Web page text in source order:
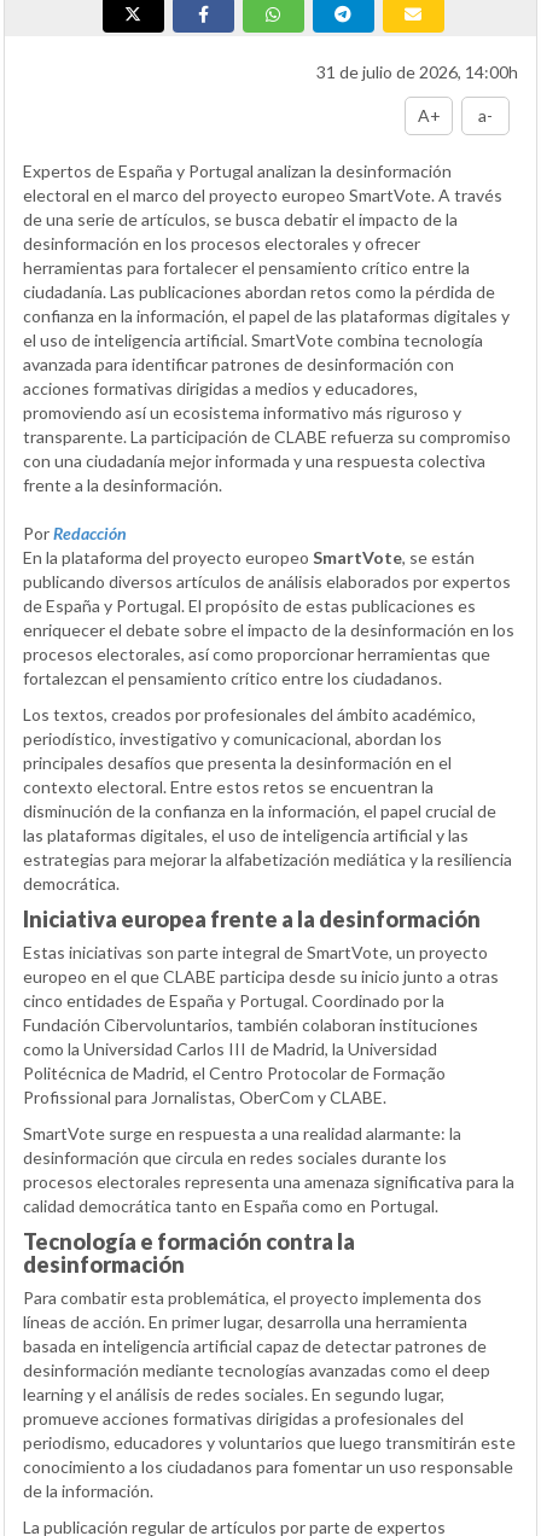
31 de julio de 2026, 14:00h
A+ a-
Expertos de España y Portugal analizan la desinformación
electoral en el marco del proyecto europeo SmartVote. A través
de una serie de artículos, se busca debatir el impacto de la
desinformación en los procesos electorales y ofrecer
herramientas para fortalecer el pensamiento crítico entre la
ciudadanía. Las publicaciones abordan retos como la pérdida de
confianza en la información, el papel de las plataformas digitales y
el uso de inteligencia artificial. SmartVote combina tecnología
avanzada para identificar patrones de desinformación con
acciones formativas dirigidas a medios y educadores,
promoviendo así un ecosistema informativo más riguroso y
transparente. La participación de CLABE refuerza su compromiso
con una ciudadanía mejor informada y una respuesta colectiva
frente a la desinformación.
PorRedacción
En la plataforma del proyecto europeo SmartVote, se están
publicando diversos artículos de análisis elaborados por expertos
de España y Portugal. El propósito de estas publicaciones es
enriquecer el debate sobre el impacto de la desinformación en los
procesos electorales, así como proporcionar herramientas que
fortalezcan el pensamiento crítico entre los ciudadanos.
Los textos, creados por profesionales del ámbito académico,
periodístico, investigativo y comunicacional, abordan los
principales desafíos que presenta la desinformación en el
contexto electoral. Entre estos retos se encuentran la
disminución de la confianza en la información, el papel crucial de
las plataformas digitales, el uso de inteligencia artificial y las
estrategias para mejorar la alfabetización mediática y la resiliencia
democrática.
Iniciativa europea frente a la desinformación
Estas iniciativas son parte integral de SmartVote, un proyecto
europeo en el que CLABE participa desde su inicio junto a otras
cinco entidades de España y Portugal. Coordinado por la
Fundación Cibervoluntarios, también colaboran instituciones
como la Universidad Carlos III de Madrid, la Universidad
Politécnica de Madrid, el Centro Protocolar de Formação
Profissional para Jornalistas, OberCom y CLABE.
SmartVote surge en respuesta a una realidad alarmante: la
desinformación que circula en redes sociales durante los
procesos electorales representa una amenaza significativa para la
calidad democrática tanto en España como en Portugal.
Tecnología e formación contra la
desinformación
Para combatir esta problemática, el proyecto implementa dos
líneas de acción. En primer lugar, desarrolla una herramienta
basada en inteligencia artificial capaz de detectar patrones de
desinformación mediante tecnologías avanzadas como el deep
learning y el análisis de redes sociales. En segundo lugar,
promueve acciones formativas dirigidas a profesionales del
periodismo, educadores y voluntarios que luego transmitirán este
conocimiento a los ciudadanos para fomentar un uso responsable
de la información.
La publicación regular de artículos por parte de expertos